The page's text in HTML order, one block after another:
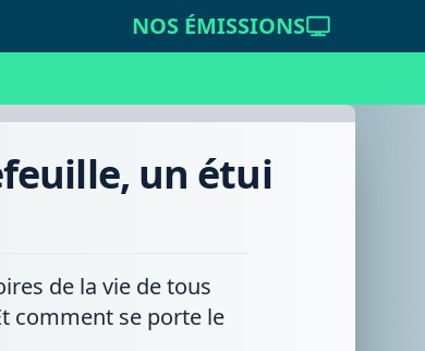
NOS ÉMISSIONS
un étui
de la vie de tous
comment se porte le